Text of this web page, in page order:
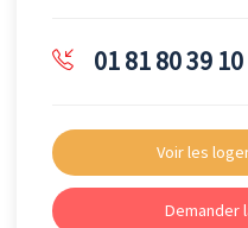
01 81 80 39 10
Voir les
Demander